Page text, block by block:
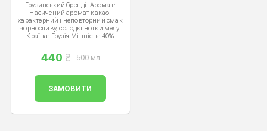
Грузинський бренді. Аромат:
Насичений аромат какао,
характерний і неповторний смак
чорносливу, солодкі нотки меду.
Країна: Грузія.Міцність: 40%
440 500 мл
ЗАМОВИТИ